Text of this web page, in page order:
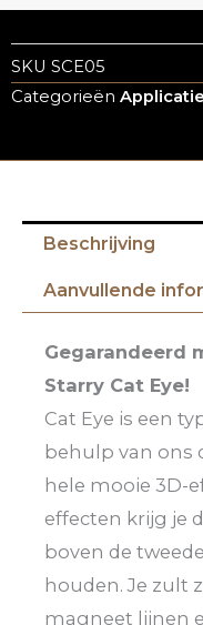
SKU SCE05
Categorieën
Beschrijving
Aanvullende
Gegarandeerd
Starry Cat Eye!
Cat Eye is een
behulp van ons
hele mooie 3D-
effecten krijg je
boven de
houden. Je zult
magneet lijnen